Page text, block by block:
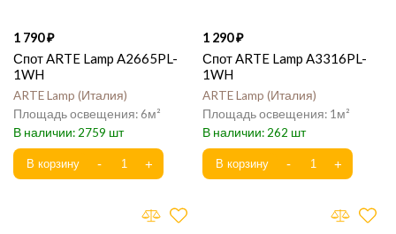
1 790
Спот ARTE Lamp A2665PL-
1WH
ARTE Lamp Италия
6
2759
1 290
Спот ARTE Lamp A3316PL-
1WH
ARTE Lamp Италия
1
262